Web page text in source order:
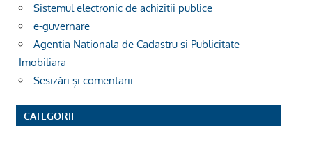
Sistemul electronic de achizitii publice
e-guvernare
Agentia Nationala de Cadastru si Publicitate
Imobiliara
Sesizări și comentarii
CATEGORII